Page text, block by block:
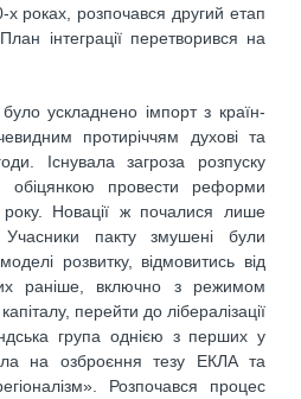
роках, розпочався другий етап
інтеграції перетворився на
ускладнено імпорт з країн-
протиріччям духові та
Існувала загроза розпуску
обіцянкою провести реформи
Новації ж почалися лише
Учасники пакту змушені були
розвитку, відмовитись від
раніше, включно з режимом
перейти до лібералізації
група однією з перших у
на озброєння тезу ЕКЛА та
Розпочався процес